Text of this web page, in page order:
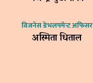
विजनेस डेभलपमेन्ट अफिसर
अस्मिता धिताल